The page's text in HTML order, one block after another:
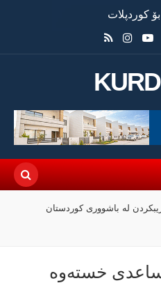
کوردپلات
لە باشووری کوردستان
خستەوە